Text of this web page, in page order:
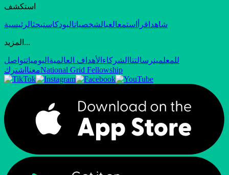
استكشف
شاهد اقرأ استمعالعبالشخصياتالبودكاستبحثالرئيسية
المزيد...
للمعلمينرسالتنا الشركاء الأهداف العالمية اليومياتتواصل
معنا اشترك National Grid Fellowship